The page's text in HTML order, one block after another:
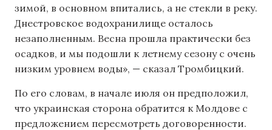
зимой, в основном впитались, а не стекли в реку.
Днестровское водохранилище осталось
незаполненным. Весна прошла практически без
осадков, и мы подошли к летнему сезону с очень
низким уровнем воды», — сказал Тромбицкий.
По его словам, в начале июля он предположил,
что украинская сторона обратится к Молдове с
предложением пересмотреть договоренности.